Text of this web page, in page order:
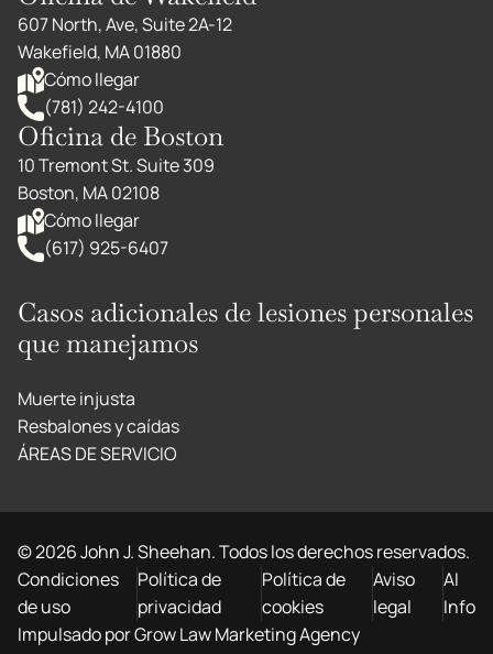
607 North, Ave, Suite 2A-12
Wakefield, MA 01880
Cómo llegar
(781) 242-4100
Oficina de Boston
10 Tremont St. Suite 309
Boston, MA 02108
Cómo llegar
(617) 925-6407
Casos adicionales de lesiones personales
que manejamos
Muerte injusta
Resbalones y caídas
ÁREAS DE SERVICIO
©2026John J. Sheehan. Todos los derechos reservados.
Condiciones
de uso
Política de
privacidad
Política de
cookies
Aviso
legal
AI
Info
Impulsado por Grow Law Marketing Agency